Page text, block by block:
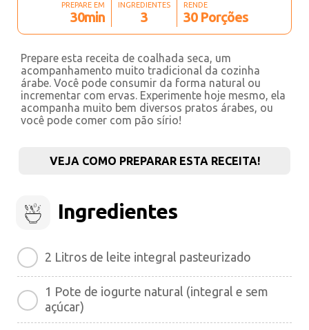
PREPARE EM
30min
INGREDIENTES
3
RENDE
30 Porções
Prepare esta receita de coalhada seca, um
acompanhamento muito tradicional da cozinha
árabe. Você pode consumir da forma natural ou
incrementar com ervas. Experimente hoje mesmo, ela
acompanha muito bem diversos pratos árabes, ou
você pode comer com pão sírio!
VEJA COMO PREPARAR ESTA RECEITA!
Ingredientes
2 Litros de leite integral pasteurizado
1 Pote de iogurte natural (integral e sem
açúcar)